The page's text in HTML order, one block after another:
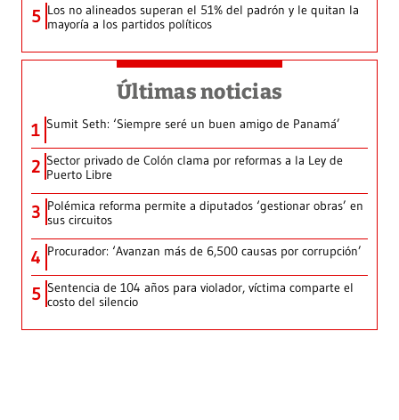
5 Los no alineados superan el 51% del padrón y le quitan la
mayoría a los partidos políticos
Últimas noticias
1 Sumit Seth: ‘Siempre seré un buen amigo de Panamá’
2 Sector privado de Colón clama por reformas a la Ley de
Puerto Libre
3 Polémica reforma permite a diputados ‘gestionar obras’ en
sus circuitos
4 Procurador: ‘Avanzan más de 6,500 causas por corrupción’
5 Sentencia de 104 años para violador, víctima comparte el
costo del silencio